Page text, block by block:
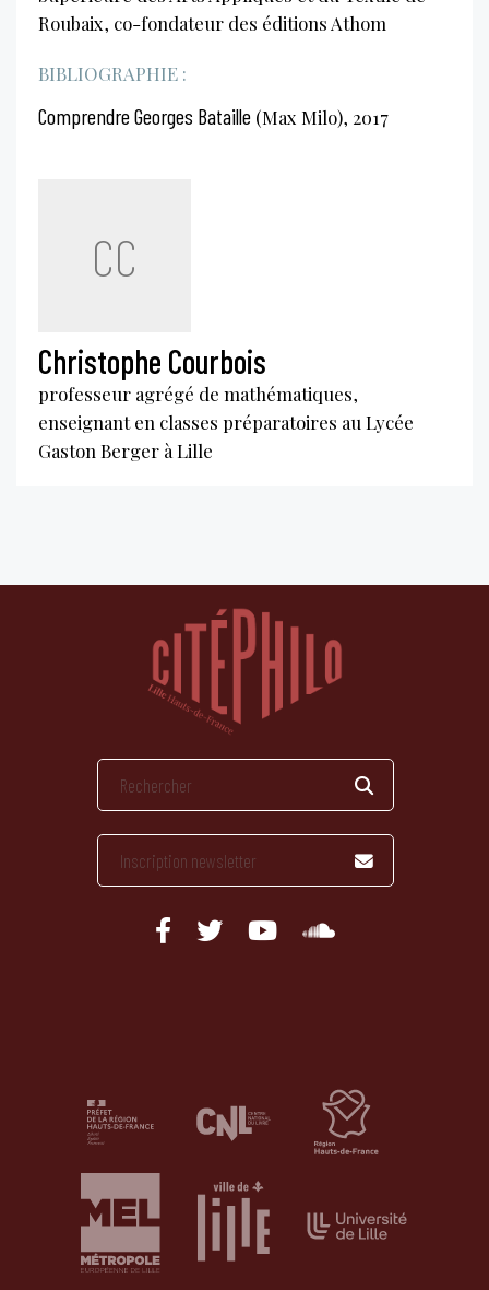
Roubaix, co-fondateur des éditions Athom
BIBLIOGRAPHIE :
Comprendre Georges Bataille (Max Milo), 2017
CC
Christophe Courbois
professeur agrégé de mathématiques,
enseignant en classes préparatoires au Lycée
Gaston Berger à Lille